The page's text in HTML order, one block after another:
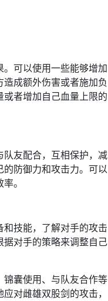
可以使用一些能够增加
成额外伤害或者施加负
者增加自己血量上限的
友配合，互相保护，减
防御力和攻击力。可以
。
技能，了解对手的攻击
对手的策略来调整自己
囊使用、与队友合作等
对雌雄双股剑的攻击，